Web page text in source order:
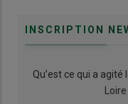
INSCRIPTION
Qu’est ce qui a